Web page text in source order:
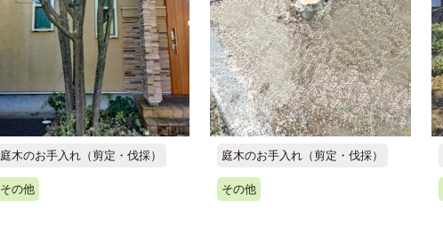
庭木のお手入れ（剪定・伐採）
その他
庭木のお手入れ（剪定・伐採）
その他